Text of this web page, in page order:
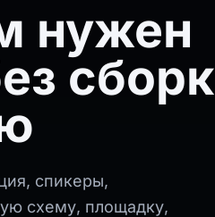
нужен
спикеры,
схему, площадку,